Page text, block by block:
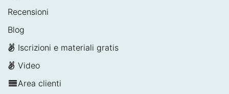
Recensioni
Blog
Iscrizioni e materiali gratis
Video
Area clienti